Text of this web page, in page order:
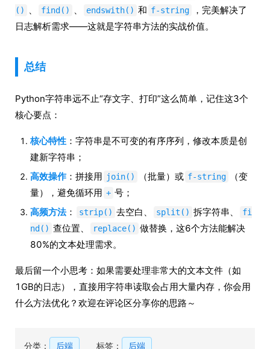
()
、 find() 、 endswith() 和 f-string
，完美解决了
日志解析需求——这就是字符串方法的实战价值。
总结
Python字符串远不止“存文字、打印”这么简单，记住这3个
核心要点：
核心特性 ：字符串是不可变的有序序列，修改本质是创
建新字符串；
高效操作 ：拼接用 join() （批量）或 f-string
（变
量），避免循环用 + 号；
高频方法： strip() 去空白、 split() 拆字符串、
fi
nd() 查位置、 replace() 做替换，这6个方法能解决
80%的文本处理需求。
最后留一个小思考：如果需要处理非常大的文本文件（如
1GB的日志），直接用字符串读取会占用大量内存，你会用
什么方法优化？欢迎在评论区分享你的思路～
分类： 后端 标签： 后端